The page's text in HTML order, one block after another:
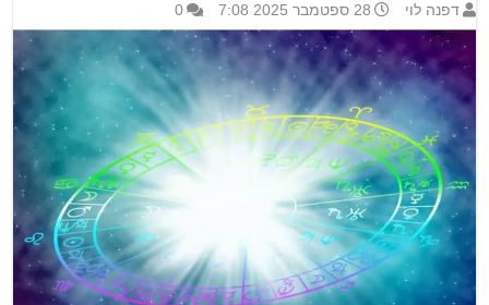
דפנה לוי 28 ספטמבר 2025 7:08 0